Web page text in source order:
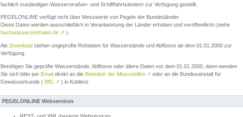
fachlich zuständigen Wasserstraßen- und Schifffahrtsämtern zur Verfügung gestellt.
PEGELONLINE verfügt nicht über Messwerte von Pegeln der Bundesländer.
Diese Daten werden ausschließlich in Verantwortung der Länder erhoben und veröffentlicht (siehe
hochwasserzentralen.de ↗ ).
Als Download stehen ungeprüfte Rohdaten für Wasserstände und Abflüsse ab dem 01.01.2000 zur
Verfügung.
Benötigen Sie geprüfte Wasserstände, Abflüsse oder ältere Daten vor dem 01.01.2000, dann wenden
Sie sich bitte per Email direkt an die Betreiber der Messstellen ↗ oder an die Bundesanstalt für
Gewässerkunde ( BfG ↗ ) in Koblenz.
PEGELONLINE Webservices